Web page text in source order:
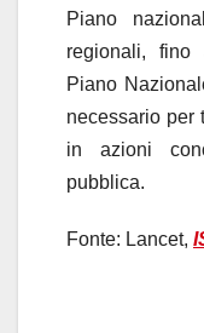
Piano
regionali,
Piano
necessario per
in azioni
pubblica.
Fonte: Lancet,